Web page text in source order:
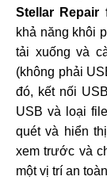
Stellar Repair
khả năng khôi
tải xuống và
(không phải
đó, kết nối
USB và loại
quét và hiển
xem trước và
một vị trí an